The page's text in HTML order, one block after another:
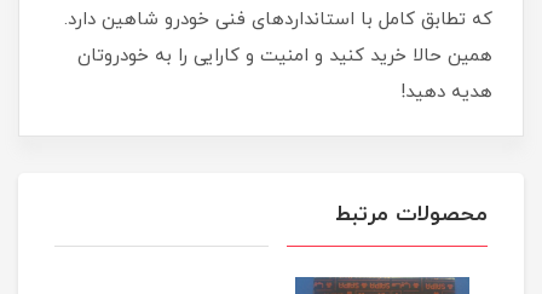
که تطابق کامل با استانداردهای فنی خودرو شاهین دارد.
همین حالا خرید کنید و امنیت و کارایی را به خودروتان
هدیه دهید!
محصولات مرتبط